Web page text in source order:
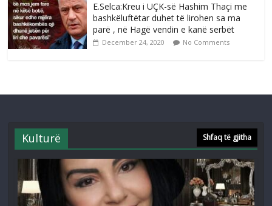
E.Selca:Kreu i UÇK-së Hashim Thaçi me
bashkëluftëtar duhet të lirohen sa ma
parë , në Hagë vendin e kanë serbët
December 24, 2020 No Comments
Kulturë Shfaq të gjitha